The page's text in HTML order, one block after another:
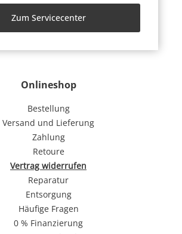
Onlineshop
Bestellung
Versand und Lieferung
Zahlung
Retoure
Vertrag widerrufen
Reparatur
Entsorgung
Häufige Fragen
0 % Finanzierung
Zum Servicecenter